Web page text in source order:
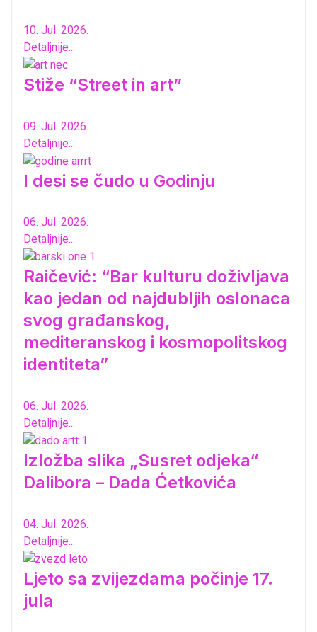
10. Jul. 2026.
Detaljnije...
Stiže “Street in art”
09. Jul. 2026.
Detaljnije...
I desi se čudo u Godinju
06. Jul. 2026.
Detaljnije...
Raičević: “Bar kulturu doživljava
kao jedan od najdubljih oslonaca
svog građanskog,
mediteranskog i kosmopolitskog
identiteta”
06. Jul. 2026.
Detaljnije...
Izložba slika „Susret odjeka“
Dalibora – Dada Ćetkovića
04. Jul. 2026.
Detaljnije...
Ljeto sa zvijezdama počinje 17.
jula